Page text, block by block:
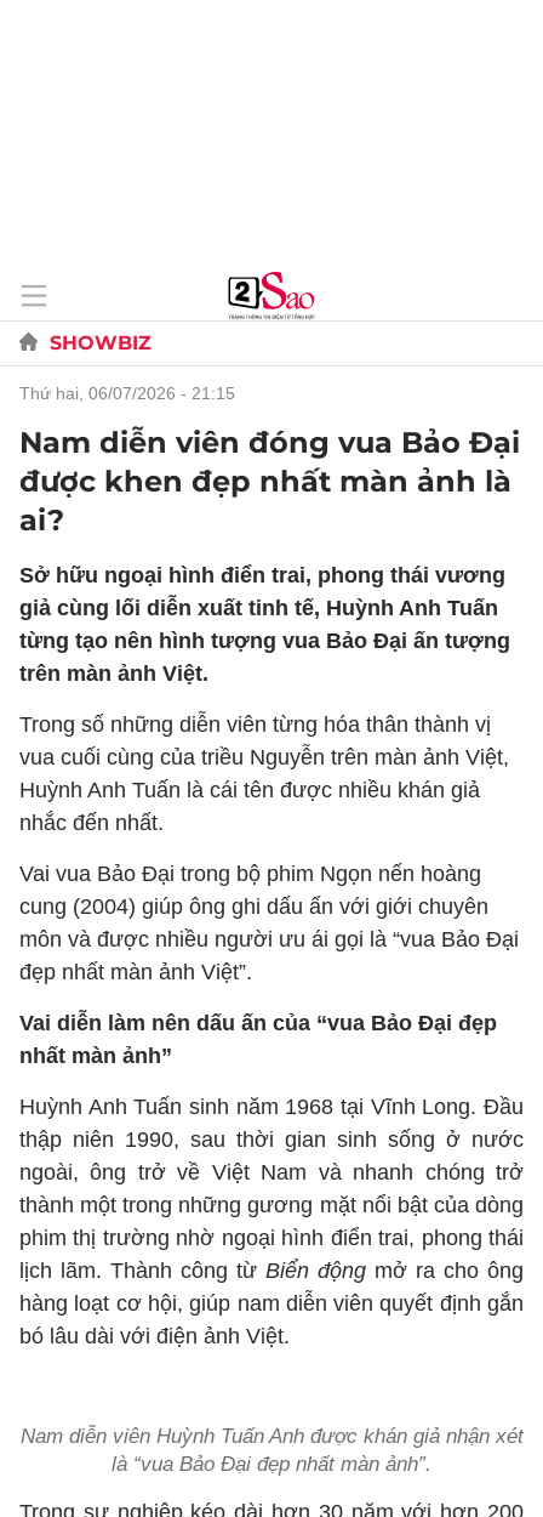
SHOWBIZ
thứ hai, 06/07/2026 - 21:15
Nam diễn viên đóng vua Bảo Đại
được khen đẹp nhất màn ảnh là
ai?
Sở hữu ngoại hình điển trai, phong thái vương
giả cùng lối diễn xuất tinh tế, Huỳnh Anh Tuấn
từng tạo nên hình tượng vua Bảo Đại ấn tượng
trên màn ảnh Việt.
Trong số những diễn viên từng hóa thân thành vị
vua cuối cùng của triều Nguyễn trên màn ảnh Việt,
Huỳnh Anh Tuấn là cái tên được nhiều khán giả
nhắc đến nhất.
Vai vua Bảo Đại trong bộ phim Ngọn nến hoàng
cung (2004) giúp ông ghi dấu ấn với giới chuyên
môn và được nhiều người ưu ái gọi là “vua Bảo Đại
đẹp nhất màn ảnh Việt”.
Vai diễn làm nên dấu ấn của “vua Bảo Đại đẹp
nhất màn ảnh”
Huỳnh Anh Tuấn sinh năm 1968 tại Vĩnh Long. Đầu
thập niên 1990, sau thời gian sinh sống ở nước
ngoài, ông trở về Việt Nam và nhanh chóng trở
thành một trong những gương mặt nổi bật của dòng
phim thị trường nhờ ngoại hình điển trai, phong thái
lịch lãm. Thành công từ Biển động mở ra cho ông
hàng loạt cơ hội, giúp nam diễn viên quyết định gắn
bó lâu dài với điện ảnh Việt.
Nam diễn viên Huỳnh Tuấn Anh được khán giả nhận xét
là “vua Bảo Đại đẹp nhất màn ảnh”.
Trong sự nghiệp kéo dài hơn 30 năm với hơn 200